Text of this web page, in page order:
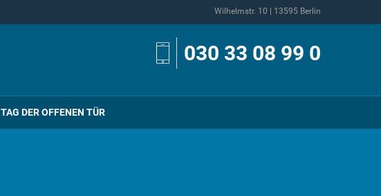
Wilhelmstr. 10 | 13595 Berlin
030 33 08 99 0
TAG DER OFFENEN TÜR